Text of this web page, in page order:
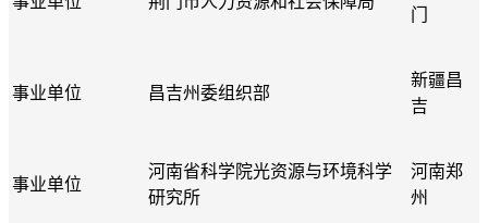
门
事业单位 昌吉州委组织部
新疆昌
吉
事业单位
河南省科学院光资源与环境科学
研究所
河南郑
州